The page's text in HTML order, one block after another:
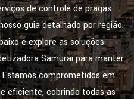
de controle de pragas
guia detalhado por região.
e explore as soluções
Samurai para manter
comprometidos em
eficiente, cobrindo todas as